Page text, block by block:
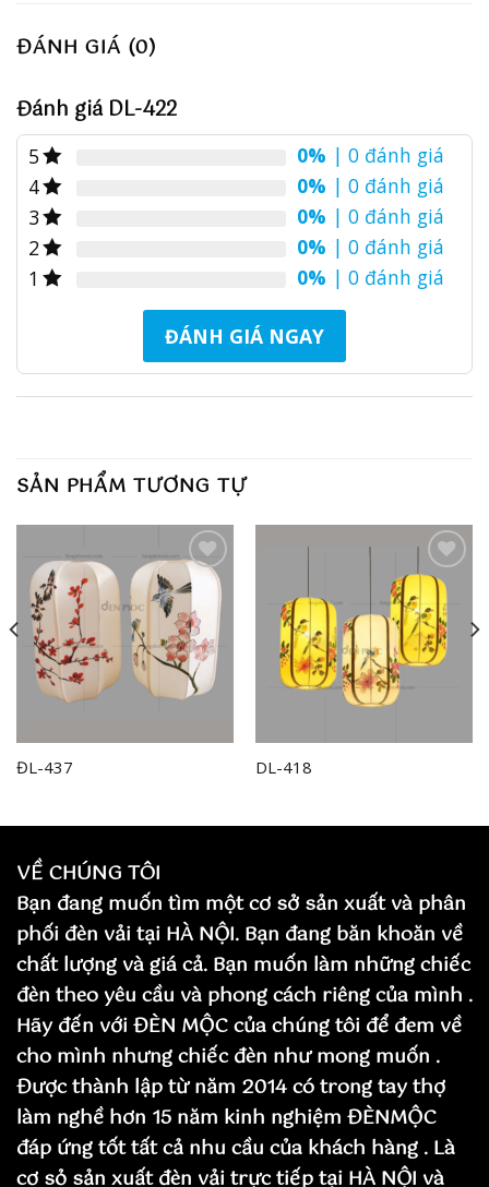
ĐÁNH GIÁ (0)
Đánh giá DL-422
5 0% | 0 đánh giá
4
0% | 0 đánh giá
3
0% | 0 đánh giá
2
0% | 0 đánh giá
1
0% | 0 đánh giá
ĐÁNH GIÁ NGAY
SẢN PHẨM TƯƠNG TỰ
Add to
wishlist
ĐL-437
Add to
wishlist
DL-418
VỀ CHÚNG TÔI
Bạn đang muốn tìm một cơ sở sản xuất và phân
phối đèn vải tại HÀ NỘI. Bạn đang băn khoăn về
chất lượng và giá cả. Bạn muốn làm những chiếc
đèn theo yêu cầu và phong cách riêng của mình .
Hãy đến với ĐÈN MỘC của chúng tôi để đem về
cho mình nhưng chiếc đèn như mong muốn .
Được thành lập từ năm 2014 có trong tay thợ
làm nghề hơn 15 năm kinh nghiệm ĐÈNMỘC
đáp ứng tốt tất cả nhu cầu của khách hàng . Là
cơ sỏ sản xuất đèn vải trực tiếp tại HÀ NỘI và